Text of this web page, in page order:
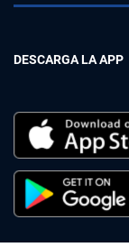
DESCARGA LA APP